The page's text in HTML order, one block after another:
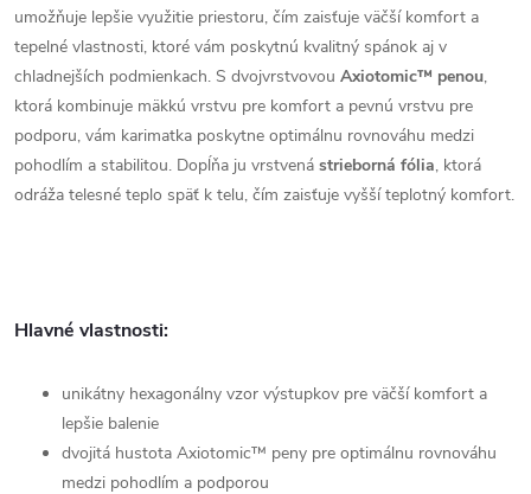
umožňuje lepšie využitie priestoru, čím zaisťuje väčší komfort a
tepelné vlastnosti, ktoré vám poskytnú kvalitný spánok aj v
chladnejších podmienkach. S dvojvrstvovou Axiotomic™ penou,
ktorá kombinuje mäkkú vrstvu pre komfort a pevnú vrstvu pre
podporu, vám karimatka poskytne optimálnu rovnováhu medzi
pohodlím a stabilitou. Dopĺňa ju vrstvená strieborná fólia, ktorá
odráža telesné teplo späť k telu, čím zaisťuje vyšší teplotný komfort.
Hlavné vlastnosti:
unikátny hexagonálny vzor výstupkov pre väčší komfort a
lepšie balenie
dvojitá hustota Axiotomic™ peny pre optimálnu rovnováhu
medzi pohodlím a podporou